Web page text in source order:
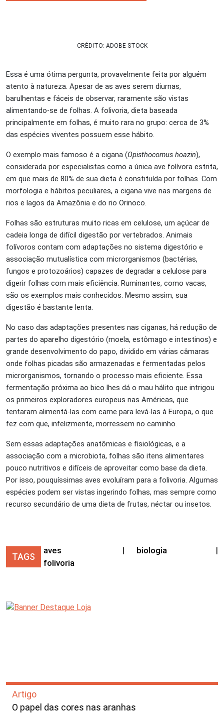
CRÉDITO: ADOBE STOCK
Essa é uma ótima pergunta, provavelmente feita por alguém
atento à natureza. Apesar de as aves serem diurnas,
barulhentas e fáceis de observar, raramente são vistas
alimentando-se de folhas. A folivoria, dieta baseada
principalmente em folhas, é muito rara no grupo: cerca de 3%
das espécies viventes possuem esse hábito.
O exemplo mais famoso é a cigana (Opisthocomus hoazin),
considerada por especialistas como a única ave folívora estrita,
em que mais de 80% de sua dieta é constituída por folhas. Com
morfologia e hábitos peculiares, a cigana vive nas margens de
rios e lagos da Amazônia e do rio Orinoco.
Folhas são estruturas muito ricas em celulose, um açúcar de
cadeia longa de difícil digestão por vertebrados. Animais
folívoros contam com adaptações no sistema digestório e
associação mutualística com microrganismos (bactérias,
fungos e protozoários) capazes de degradar a celulose para
digerir folhas com mais eficiência. Ruminantes, como vacas,
são os exemplos mais conhecidos. Mesmo assim, sua
digestão é bastante lenta.
No caso das adaptações presentes nas ciganas, há redução de
partes do aparelho digestório (moela, estômago e intestinos) e
grande desenvolvimento do papo, dividido em várias câmaras
onde folhas picadas são armazenadas e fermentadas pelos
microrganismos, tornando o processo mais eficiente. Essa
fermentação próxima ao bico lhes dá o mau hálito que intrigou
os primeiros exploradores europeus nas Américas, que
tentaram alimentá-las com carne para levá-las à Europa, o que
fez com que, infelizmente, morressem no caminho.
Sem essas adaptações anatômicas e fisiológicas, e a
associação com a microbiota, folhas são itens alimentares
pouco nutritivos e difíceis de aproveitar como base da dieta.
Por isso, pouquíssimas aves evoluíram para a folivoria. Algumas
espécies podem ser vistas ingerindo folhas, mas sempre como
recurso secundário de uma dieta de frutas, néctar ou insetos.
TAGS
aves | biologia
|
folivoria
Artigo
O papel das cores nas aranhas